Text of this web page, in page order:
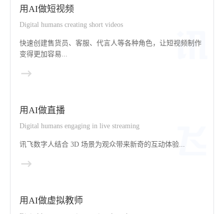
用AI做短视频
Digital humans creating short videos
快速创建售货员、客服、代言人等各种角色，让短视频制作
变得更加容易...
用AI做直播
Digital humans engaging in live streaming
讯飞数字人结合 3D 场景为观众带来新奇的互动体验...
用AI做虚拟教师